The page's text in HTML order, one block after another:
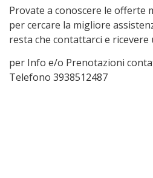
Provate a conoscere le offerte
per cercare la migliore
resta che contattarci e
per Info e/o Prenotazioni
Telefono 3938512487